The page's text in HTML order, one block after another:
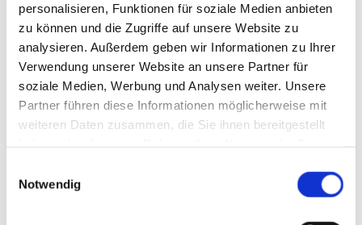
personalisieren, Funktionen für soziale Medien anbieten
zu können und die Zugriffe auf unsere Website zu
analysieren. Außerdem geben wir Informationen zu Ihrer
Verwendung unserer Website an unsere Partner für
soziale Medien, Werbung und Analysen weiter. Unsere
Partner führen diese Informationen möglicherweise mit
weiteren Daten zusammen, die Sie ihnen bereitgestellt
Notwendig
Inhaber: Ralf Kosmol
Handelsregisternummer: HRA 6202
Registergericht: Amtsgericht Siegen
Wir sind nicht bereit oder verpflichtet, an
Verbraucherschlichtungsstelle teilzunehmen.